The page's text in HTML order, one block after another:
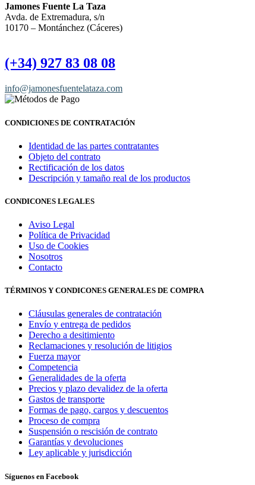
Jamones Fuente La Taza
Avda. de Extremadura, s/n
10170 – Montánchez (Cáceres)
(+34) 927 83 08 08
info@jamonesfuentelataza.com
CONDICIONES DE CONTRATACIÓN
Identidad de las partes contratantes
Objeto del contrato
Rectificación de los datos
Descripción y tamaño real de los productos
CONDICONES LEGALES
Aviso Legal
Política de Privacidad
Uso de Cookies
Nosotros
Contacto
TÉRMINOS Y CONDICONES GENERALES DE COMPRA
Cláusulas generales de contratación
Envío y entrega de pedidos
Derecho a desitimiento
Reclamaciones y resolución de litigios
Fuerza mayor
Competencia
Generalidades de la oferta
Precios y plazo devalidez de la oferta
Gastos de transporte
Formas de pago, cargos y descuentos
Proceso de compra
Suspensión o rescisión de contrato
Garantías y devoluciones
Ley aplicable y jurisdicción
Síguenos en Facebook